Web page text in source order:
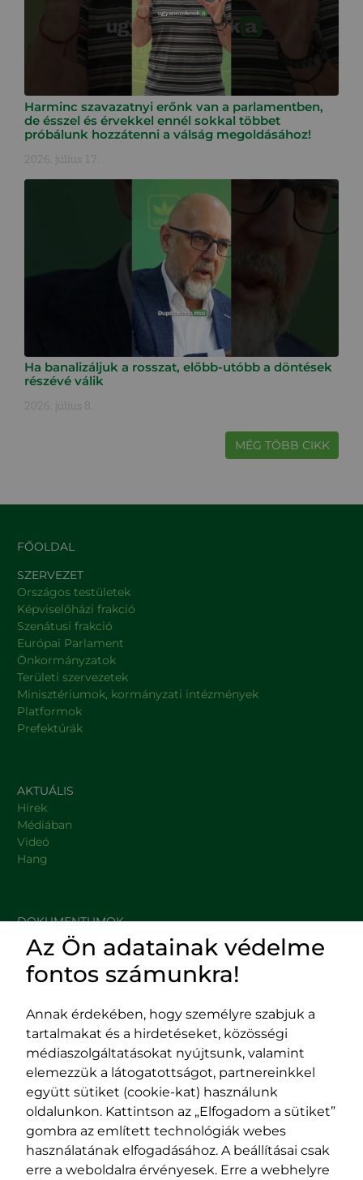
Harminc szavazatnyi erőnk van a parlamentben,
de ésszel és érvekkel ennél sokkal többet
próbálunk hozzátenni a válság megoldásához!
2026. július 17.
Ha banalizáljuk a rosszat, előbb-utóbb a döntések
részévé válik
2026. július 8.
MÉG TÖBB CIKK
FŐOLDAL
SZERVEZET
Országos testületek
Képviselőházi frakció
Szenátusi frakció
Európai Parlament
Önkormányzatok
Területi szervezetek
Minisztériumok, kormányzati intézmények
Platformok
Prefektúrák
AKTUÁLIS
Hírek
Médiában
Videó
Hang
DOKUMENTUMOK
HASZNOS LINKEK
Impresszum
Adatvédelmi szabályzat
EPP program
400029 Kolozsvár,
Fürdő (Card. Iuliu Hossu) utca, 41.
szám
tel/fax:0723 250 321
email:office@rmdsz.ro
400489 Kolozsvár,
Majális utca, 60.
szám
tel/fax:0264 590 758
email:
Az Ön adatainak védelme
fontos számunkra!
Annak érdekében, hogy személyre szabjuk a
tartalmakat és a hirdetéseket, közösségi
médiaszolgáltatásokat nyújtsunk, valamint
elemezzük a látogatottságot, partnereinkkel
együtt sütiket (cookie-kat) használunk
oldalunkon. Kattintson az „Elfogadom a sütiket”
gombra az említett technológiák webes
használatának elfogadásához. A beállításai csak
erre a weboldalra érvényesek. Erre a webhelyre